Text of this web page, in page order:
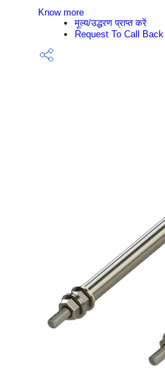
Know more
मूल्य/उद्धरण प्राप्त करें
Request To Call Back